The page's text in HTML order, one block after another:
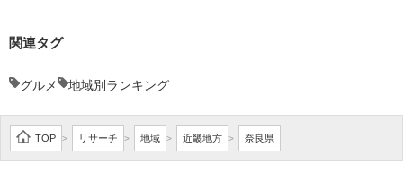
関連タグ
グルメ 地域別ランキング
TOP > リサーチ > 地域 > 近畿地方 > 奈良県